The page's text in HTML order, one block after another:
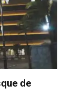
de